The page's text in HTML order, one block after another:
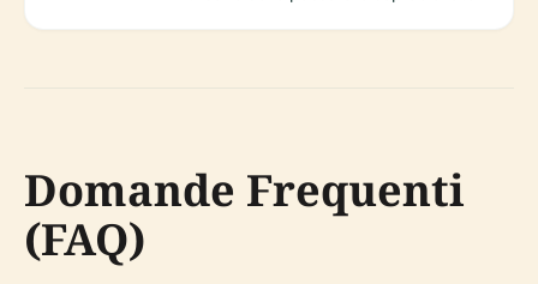
Domande Frequenti
(FAQ)